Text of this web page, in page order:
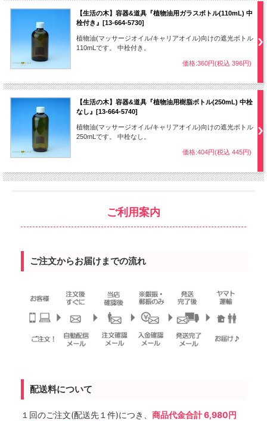
【生活の木】容器&道具『植物油用ガラスボトル(110mL) 中
栓付き』[13-664-5730]
植物油(マッサージオイル/キャリアオイル)向けの遮光ボトル
110mLです。 中栓付き。
価格:360円(税込 396円)
【生活の木】容器&道具『植物油用樹脂ボトル(250mL) 中栓
なし』[13-664-5740]
植物油(マッサージオイル/キャリアオイル)向けの遮光ボトル
250mLです。 中栓なし。
価格:404円(税込 445円)
ご利用案内
ご注文からお届けまでの流れ
配送料について
１回のご注文(配送先１件)につき、 商品代金合計 6,980円